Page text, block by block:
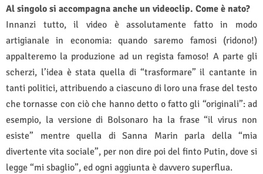
Al singolo si accompagna anche un videoclip. Come è nato?
Innanzi tutto, il video è assolutamente fatto in modo
artigianale in economia: quando saremo famosi (ridono!)
appalteremo la produzione ad un regista famoso! A parte gli
scherzi, l’idea è stata quella di “trasformare” il cantante in
tanti politici, attribuendo a ciascuno di loro una frase del testo
che tornasse con ciò che hanno detto o fatto gli “originali”: ad
esempio, la versione di Bolsonaro ha la frase “il virus non
esiste” mentre quella di Sanna Marin parla della “mia
divertente vita sociale”, per non dire poi del finto Putin, dove si
legge “mi sbaglio”, ed ogni aggiunta è davvero superflua.